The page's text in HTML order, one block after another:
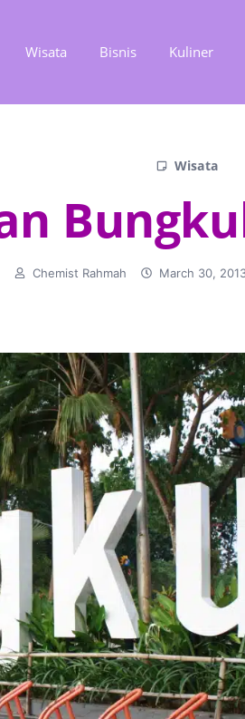
Wisata Bisnis Kuliner
Wisata
Chemist Rahmah March 30,